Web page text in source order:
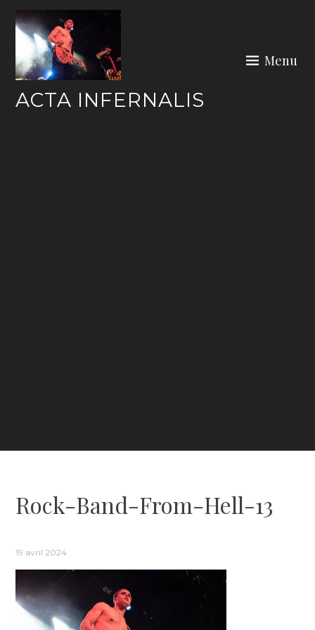
content
ACTA INFERNALIS
Menu
Rock-Band-From-Hell-13
19 avril 2024